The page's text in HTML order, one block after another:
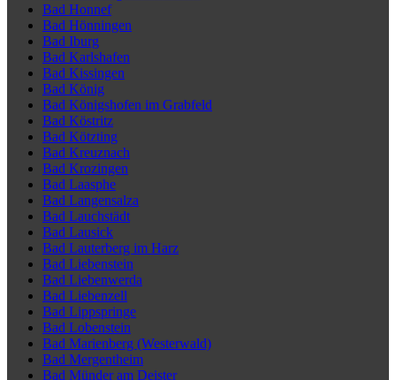
Bad Honnef
Bad Hönningen
Bad Iburg
Bad Karlshafen
Bad Kissingen
Bad König
Bad Königshofen im Grabfeld
Bad Köstritz
Bad Kötzting
Bad Kreuznach
Bad Krozingen
Bad Laasphe
Bad Langensalza
Bad Lauchstädt
Bad Lausick
Bad Lauterberg im Harz
Bad Liebenstein
Bad Liebenwerda
Bad Liebenzell
Bad Lippspringe
Bad Lobenstein
Bad Marienberg (Westerwald)
Bad Mergentheim
Bad Münder am Deister